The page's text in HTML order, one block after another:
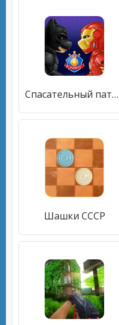
Спасательный патруль: Приключения 2
Шашки СССР